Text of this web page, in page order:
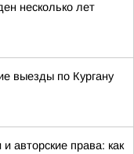
несколько лет
выезды по Кургану
авторские права: как